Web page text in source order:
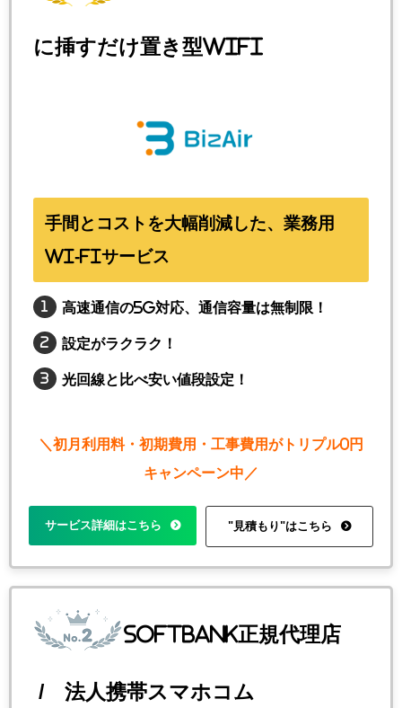
に挿すだけ置き型WiFi
手間とコストを大幅削減した、業務用
Wi-Fiサービス
高速通信の5G対応、通信容量は無制限！
設定がラクラク！
光回線と比べ安い値段設定！
＼初月利用料・初期費用・工事費用がトリプル0円
キャンペーン中／
サービス詳細はこちら "見積もり"はこちら
SoftBank正規代理店
/ 法人携帯スマホコム